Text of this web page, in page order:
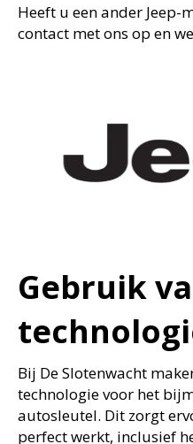
Heeft u een ander Jeep-
contact met ons op en
Gebruik
Bij De Slotenwacht
technologie voor het
autosleutel. Dit zorgt
perfect werkt, inclusief